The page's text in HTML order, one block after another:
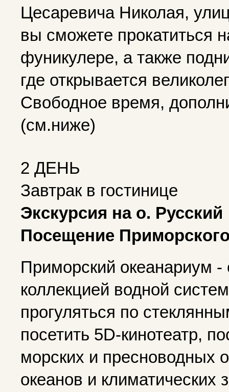
Цесаревича Николая,
вы сможете прокатиться
фуникулере, а также
где открывается
Свободное время,
(см.ниже)
2 ДЕНЬ
Завтрак в гостинице
Экскурсия на о. Русский
Посещение
Приморский океанариум
коллекцией водной
прогуляться по
посетить 5D-кинотеатр,
морских и пресноводных
океанов и климатических